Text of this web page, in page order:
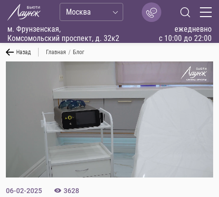
м. Фрунзенская,
Комсомольский проспект, д. 32к2
ежедневно
с 10:00 до 22:00
Москва
Назад Главная / Блог
06-02-2025 3628